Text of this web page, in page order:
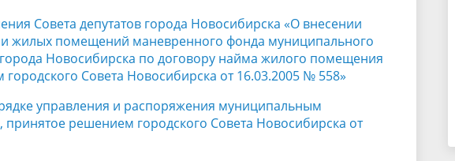
Совета депутатов города Новосибирска «О внесении
жилых помещений маневренного фонда муниципального
Новосибирска по договору найма жилого помещения
Совета Новосибирска от 16.03.2005 № 558»
управления и распоряжения муниципальным
решением городского Совета Новосибирска от